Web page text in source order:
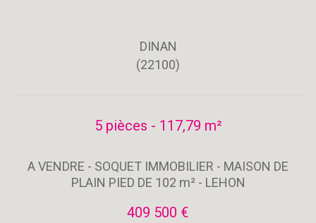
DINAN
(22100)
5 pièces - 117,79 m²
A VENDRE - SOQUET IMMOBILIER - MAISON DE
PLAIN PIED DE 102 m² - LEHON
409 500 €